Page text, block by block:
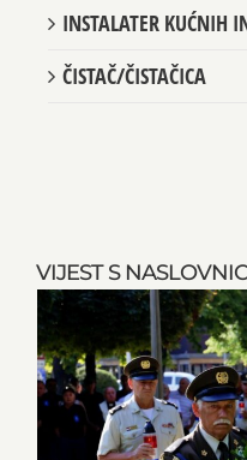
VIJEST S
INSTALATER KUĆNIH
ČISTAČ/ČISTAČICA